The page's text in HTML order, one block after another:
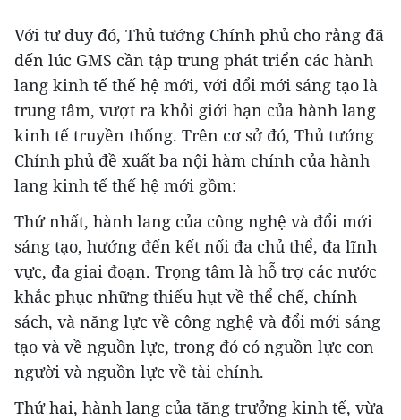
Với tư duy đó, Thủ tướng Chính phủ cho rằng đã
đến lúc GMS cần tập trung phát triển các hành
lang kinh tế thế hệ mới, với đổi mới sáng tạo là
trung tâm, vượt ra khỏi giới hạn của hành lang
kinh tế truyền thống. Trên cơ sở đó, Thủ tướng
Chính phủ đề xuất ba nội hàm chính của hành
lang kinh tế thế hệ mới gồm:
Thứ nhất, hành lang của công nghệ và đổi mới
sáng tạo, hướng đến kết nối đa chủ thể, đa lĩnh
vực, đa giai đoạn. Trọng tâm là hỗ trợ các nước
khắc phục những thiếu hụt về thể chế, chính
sách, và năng lực về công nghệ và đổi mới sáng
tạo và về nguồn lực, trong đó có nguồn lực con
người và nguồn lực về tài chính.
Thứ hai, hành lang của tăng trưởng kinh tế, vừa